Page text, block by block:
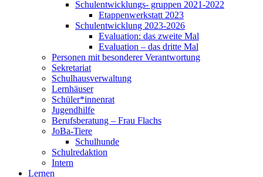
Schulentwicklungs- gruppen 2021-2022
Etappenwerkstatt 2023
Schulentwicklung 2023-2026
Evaluation: das zweite Mal
Evaluation – das dritte Mal
Personen mit besonderer Verantwortung
Sekretariat
Schulhausverwaltung
Lernhäuser
Schüler*innenrat
Jugendhilfe
Berufsberatung – Frau Flachs
JoBa-Tiere
Schulhunde
Schulredaktion
Intern
Lernen